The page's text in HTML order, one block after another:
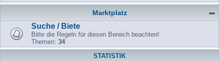
Marktplatz
Suche / Biete
Bitte die Regeln für diesen Bereich beachten!
Themen: 34
STATISTIK